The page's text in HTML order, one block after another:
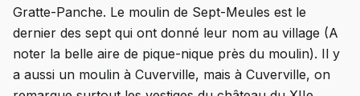
Gratte-Panche. Le moulin de Sept-Meules est le
dernier des sept qui ont donné leur nom au village (A
noter la belle aire de pique-nique près du moulin). Il y
a aussi un moulin à Cuverville, mais à Cuverville, on